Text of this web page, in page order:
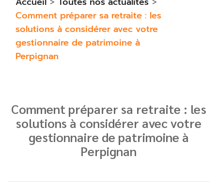
Comment préparer sa retraite : les
solutions à considérer avec votre
gestionnaire de patrimoine à
Perpignan
Comment préparer sa retraite : les
solutions à considérer avec votre
gestionnaire de patrimoine à
Perpignan